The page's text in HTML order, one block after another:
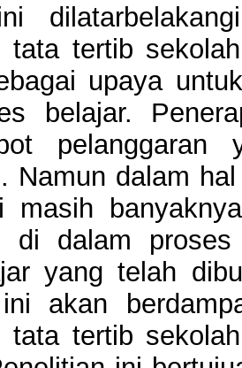
tata tertib
upaya
belajar.
pelanggaran
Namun dalam
masih
di dalam
yang telah
akan
tata tertib